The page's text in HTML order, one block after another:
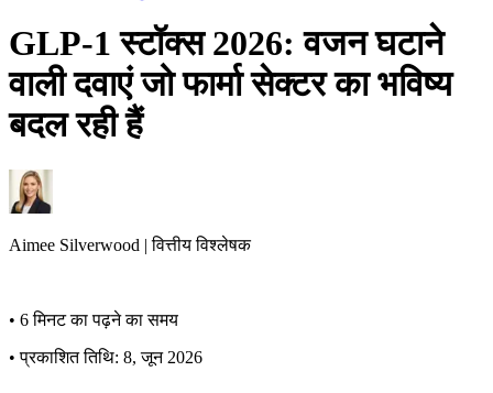
GLP-1 स्टॉक्स 2026: वजन घटाने
वाली दवाएं जो फार्मा सेक्टर का भविष्य
बदल रही हैं
Aimee Silverwood |वित्तीय विश्लेषक
• 6 मिनट का पढ़ने का समय
• प्रकाशित तिथि: 8, जून 2026